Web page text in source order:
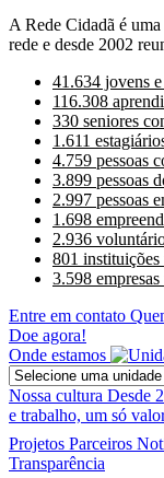
A Rede Cidadã é
rede e desde 2002
41.634 jovens
116.308
330 seniores
1.611
4.759 pessoas
3.899 pessoas
2.997 pessoas
1.698
2.936
801 instituições
3.598 empresas
Entre em contato
Doe agora!
Onde estamos
Nossa cultura Desde
e trabalho, um só
Projetos Parceiros
Transparência